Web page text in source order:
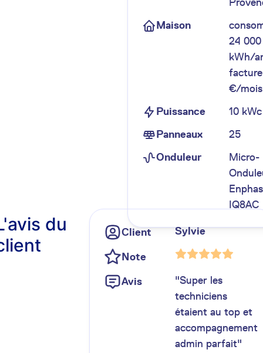
Maison
24 000
kWh/
€/mois
Puissance
10 kWc
Panneaux
25
Onduleur
Micro-
IQ8AC
du
Client
Sylvie
Note
Avis
"Super les
techniciens
étaient au top et
accompagnement
admin parfait"